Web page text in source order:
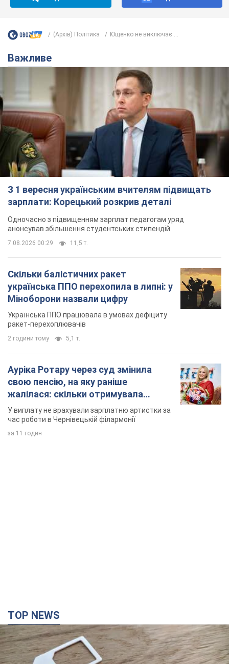
(Архів) Політика Ющенко не виключає ...
Важливе
З 1 вересня українським вчителям підвищать
зарплати: Корецький розкрив деталі
Одночасно з підвищенням зарплат педагогам уряд
анонсував збільшення студентських стипендій
7.08.2026 00:29 11,5 т.
Скільки балістичних ракет
українська ППО перехопила в липні: у
Міноборони назвали цифру
Українська ППО працювала в умовах дефіциту
ракет-перехоплювачів
2 години тому 5,1 т.
Ауріка Ротару через суд змінила
свою пенсію, на яку раніше
жалілася: скільки отримувала
співачка
У виплату не врахували зарплатню артистки за
час роботи в Чернівецькій філармонії
за 11 годин
TOP NEWS